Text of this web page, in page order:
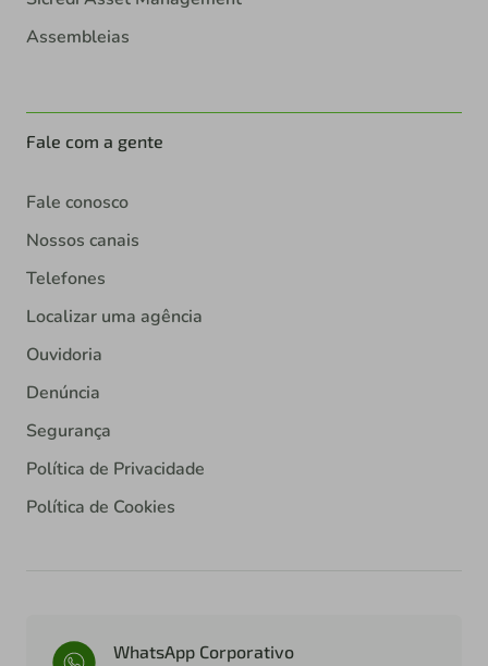
Assembleias
Fale com a gente
Fale conosco
Nossos canais
Telefones
Localizar uma agência
Ouvidoria
Denúncia
Segurança
Política de Privacidade
Política de Cookies
WhatsApp Corporativo